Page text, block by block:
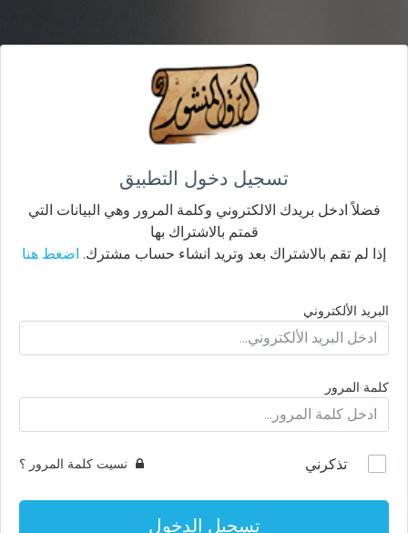
تسجيل دخول التطبيق
فضلاً ادخل بريدك الالكتروني وكلمة المرور وهي البيانات التي
قمتم بالاشتراك بها
إذا لم تقم بالاشتراك بعد وتريد انشاء حساب مشترك. اضغط هنا
البريد الألكتروني
كلمة المرور
تذكرني نسيت كلمة المرور ؟
تسجيل الدخول